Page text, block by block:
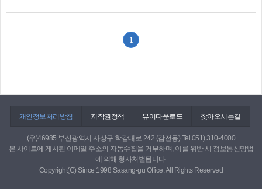
1
개인정보처리방침 저작권정책 뷰어다운로드 찾아오시는길
(우)46985 부산광역시 사상구 학감대로 242 (감전동) Tel 051) 310-4000
본 사이트에 게시된 이메일 주소의 자동수집을 거부하며, 이를 위반 시 정보통신망법
에 의해 형사처벌됩니다.
Copyright(C) Since 1998 Sasang-gu Office. All Rights Reserved